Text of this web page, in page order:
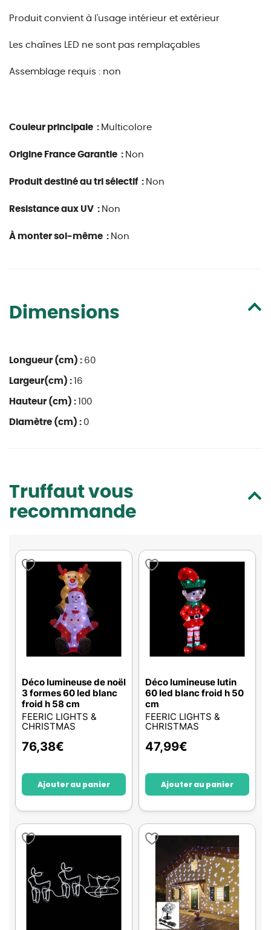
Produit convient à l'usage intérieur et extérieur
Les chaînes LED ne sont pas remplaçables
Assemblage requis : non
Couleur principale : Multicolore
Origine France Garantie : Non
Produit destiné au tri sélectif : Non
Resistance aux UV : Non
À monter soi-même : Non
Dimensions
Longueur (cm) : 60
Largeur(cm) : 16
Hauteur (cm) : 100
Diamètre (cm) : 0
Truffaut vous
recommande
Déco lumineuse de noël
3 formes 60 led blanc
froid h 58 cm
FEERIC LIGHTS &
CHRISTMAS
76,38€
Ajouter au panier
Déco lumineuse lutin
60 led blanc froid h 50
cm
FEERIC LIGHTS &
CHRISTMAS
47,99€
Ajouter au panier